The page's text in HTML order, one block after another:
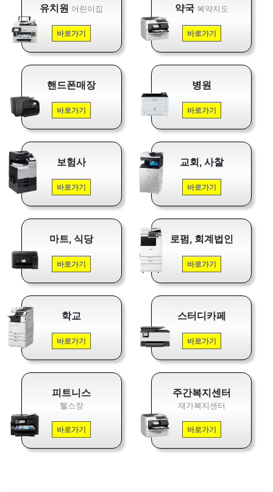
유치원 어린이집
바로가기
약국 복약지도
바로가기
핸드폰매장
바로가기
병원
바로가기
보험사
바로가기
교회, 사찰
바로가기
마트, 식당
바로가기
로펌, 회계법인
바로가기
학교
바로가기
스터디카페
바로가기
피트니스
헬스장
바로가기
주간복지센터
재가복지센터
바로가기